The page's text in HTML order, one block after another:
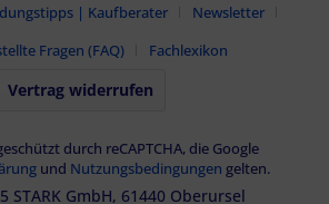
| Kaufberater
Newsletter
Fragen (FAQ)
Fachlexikon
Vertrag widerrufen
durch reCAPTCHA, die Google
und Nutzungsbedingungen gelten.
STARK GmbH, 61440 Oberursel